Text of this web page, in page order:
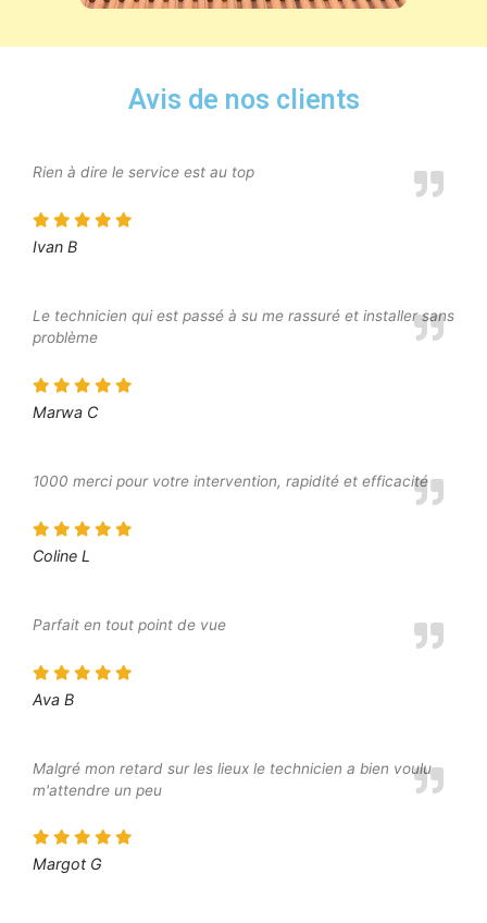
Avis de nos clients
Rien à dire le service est au top
Ivan B
Le technicien qui est passé à su me rassuré et installer sans
problème
Marwa C
1000 merci pour votre intervention, rapidité et efficacité
Coline L
Parfait en tout point de vue
Ava B
Malgré mon retard sur les lieux le technicien a bien voulu
m'attendre un peu
Margot G